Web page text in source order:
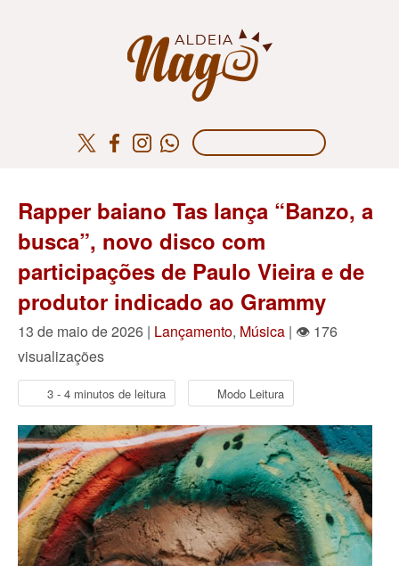
Rapper baiano Tas lança “Banzo, a
busca”, novo disco com
participações de Paulo Vieira e de
produtor indicado ao Grammy
13 de maio de 2026 | Lançamento, Música | 👁 176
visualizações
3 - 4 minutos de leitura Modo Leitura